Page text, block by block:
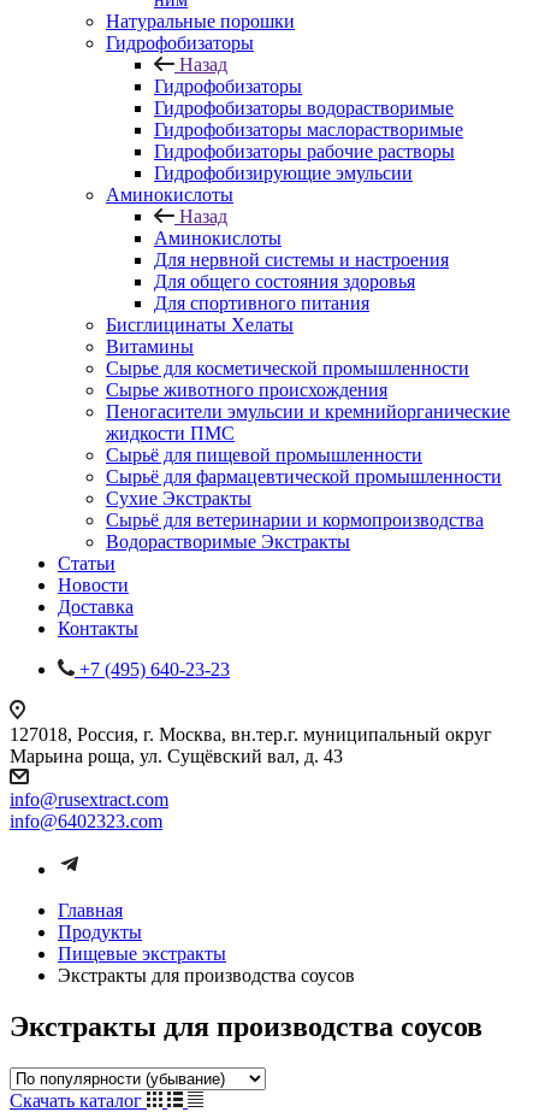
Натуральные порошки
Гидрофобизаторы
Назад
Гидрофобизаторы
Гидрофобизаторы водорастворимые
Гидрофобизаторы маслорастворимые
Гидрофобизаторы рабочие растворы
Гидрофобизирующие эмульсии
Аминокислоты
Назад
Аминокислоты
Для нервной системы и настроения
Для общего состояния здоровья
Для спортивного питания
Бисглицинаты Хелаты
Витамины
Сырье для косметической промышленности
Сырье животного происхождения
Пеногасители эмульсии и кремнийорганические
жидкости ПМС
Сырьё для пищевой промышленности
Сырьё для фармацевтической промышленности
Сухие Экстракты
Сырьё для ветеринарии и кормопроизводства
Водорастворимые Экстракты
Статьи
Новости
Доставка
Контакты
+7 (495) 640-23-23
127018, Россия, г. Москва, вн.тер.г. муниципальный округ
Марьина роща, ул. Сущёвский вал, д. 43
info@rusextract.com
info@6402323.com
Главная
Продукты
Пищевые экстракты
Экстракты для производства соусов
Экстракты для производства соусов
Скачать каталог